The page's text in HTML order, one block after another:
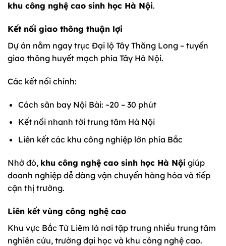
khu công nghệ cao sinh học Hà Nội.
Kết nối giao thông thuận lợi
Dự án nằm ngay trục Đại lộ Tây Thăng Long – tuyến
giao thông huyết mạch phía Tây Hà Nội.
Các kết nối chính:
Cách sân bay Nội Bài: ~20 – 30 phút
Kết nối nhanh tới trung tâm Hà Nội
Liên kết các khu công nghiệp lớn phía Bắc
Nhờ đó, khu công nghệ cao sinh học Hà Nội giúp
doanh nghiệp dễ dàng vận chuyển hàng hóa và tiếp
cận thị trường.
Liên kết vùng công nghệ cao
Khu vực Bắc Từ Liêm là nơi tập trung nhiều trung tâm
nghiên cứu, trường đại học và khu công nghệ cao.